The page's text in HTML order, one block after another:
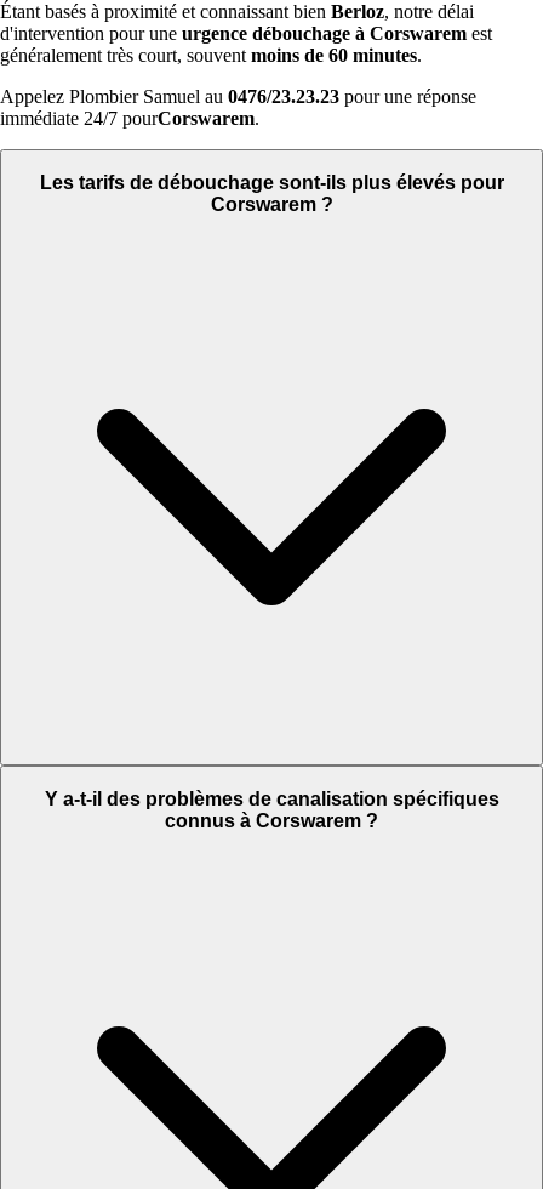
Étant basés à proximité et connaissant bien Berloz, notre délai
d'intervention pour une urgence débouchage à Corswarem est
généralement très court, souvent moins de 60 minutes.
Appelez Plombier Samuel au 0476/23.23.23 pour une réponse
immédiate 24/7 pourCorswarem.
Les tarifs de débouchage sont-ils plus élevés pour
Corswarem ?
Y a-t-il des problèmes de canalisation spécifiques
connus à Corswarem ?